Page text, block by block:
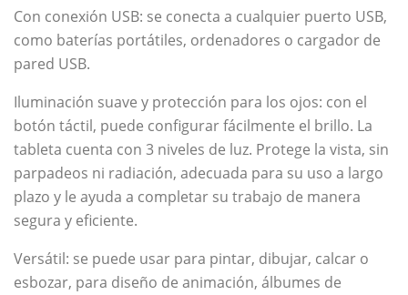
Con conexión USB: se conecta a cualquier puerto USB,
como baterías portátiles, ordenadores o cargador de
pared USB.
Iluminación suave y protección para los ojos: con el
botón táctil, puede configurar fácilmente el brillo. La
tableta cuenta con 3 niveles de luz. Protege la vista, sin
parpadeos ni radiación, adecuada para su uso a largo
plazo y le ayuda a completar su trabajo de manera
segura y eficiente.
Versátil: se puede usar para pintar, dibujar, calcar o
esbozar, para diseño de animación, álbumes de